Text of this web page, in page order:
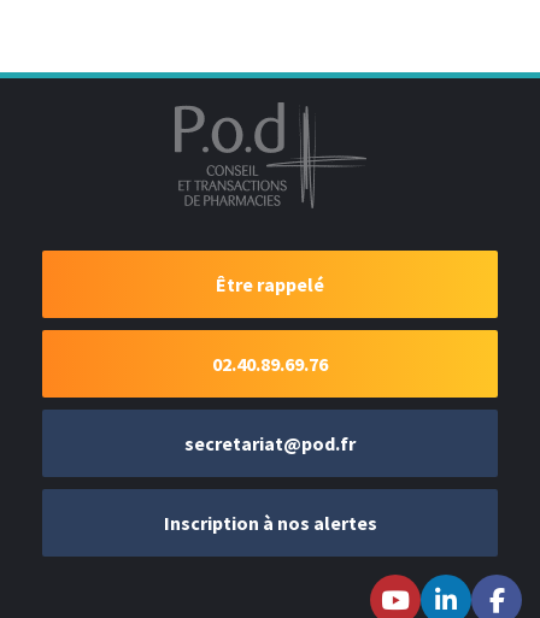
Être rappelé
02.40.89.69.76
secretariat@pod.fr
Inscription à nos alertes